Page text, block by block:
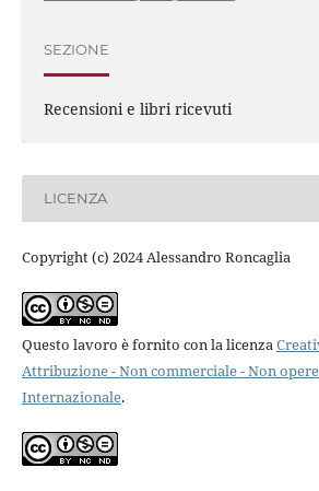
SEZIONE
Recensioni e libri ricevuti
LICENZA
Copyright (c) 2024 Alessandro Roncaglia
Questo lavoro è fornito con la licenza
Attribuzione - Non commerciale - Non
Internazionale.